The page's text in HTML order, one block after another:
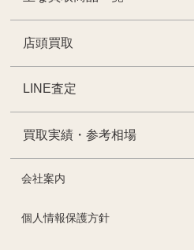
店頭買取
LINE査定
買取実績・参考相場
会社案内
個人情報保護方針